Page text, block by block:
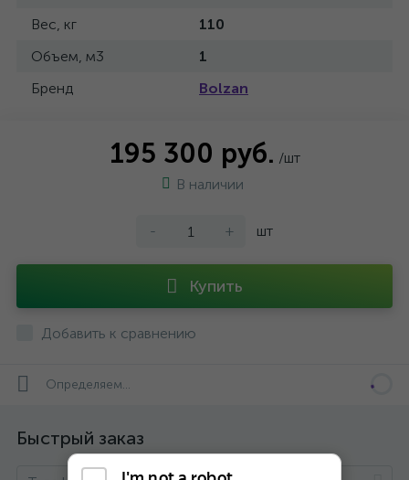
Вес, кг
110
Объем, м3
1
Бренд
Bolzan
195 300 руб. /шт
В наличии
- + шт
Купить
Добавить к сравнению
Определяем...
Быстрый заказ